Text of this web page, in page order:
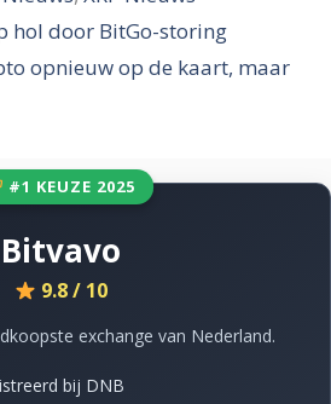
hol door BitGo-storing
opnieuw op de kaart, maar
#1 KEUZE 2025
Bitvavo
9.8 / 10
exchange van Nederland.
bij DNB